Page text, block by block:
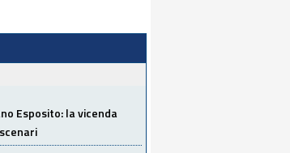
Esposito: la vicenda